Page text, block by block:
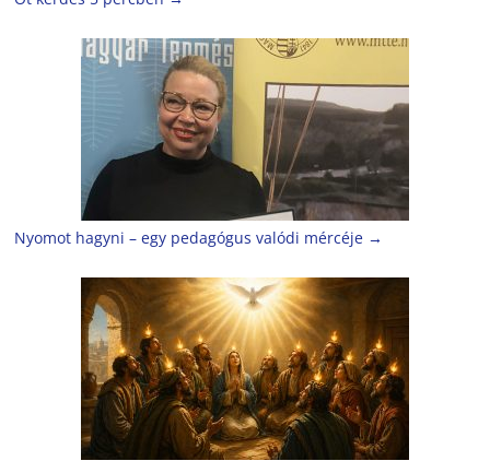
Nyomot hagyni – egy pedagógus valódi mércéje →